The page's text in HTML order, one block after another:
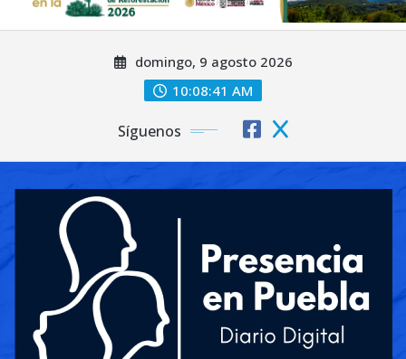
domingo, 9 agosto 2026
10:08:43 AM
Síguenos